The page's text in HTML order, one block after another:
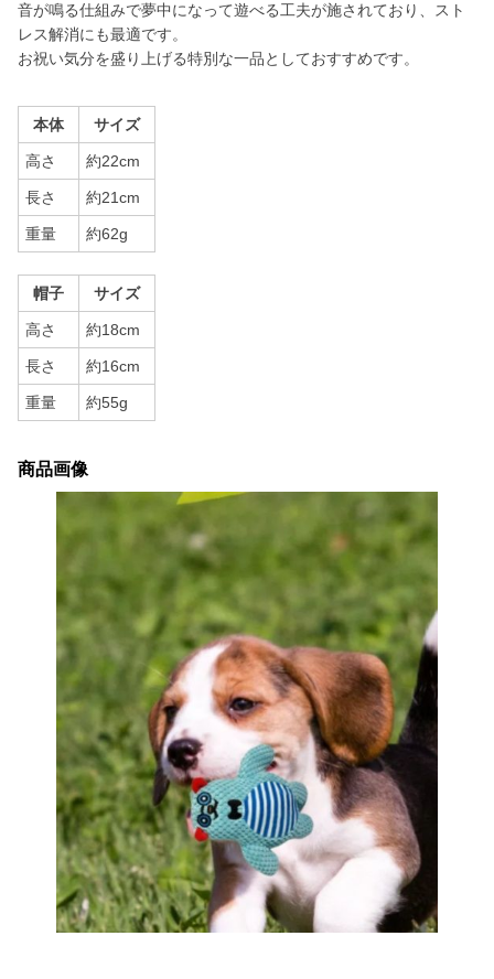
音が鳴る仕組みで夢中になって遊べる工夫が施されており、スト
レス解消にも最適です。
お祝い気分を盛り上げる特別な一品としておすすめです。
本体 サイズ
高さ 約22cm
長さ 約21cm
重量 約62g
帽子 サイズ
高さ 約18cm
長さ 約16cm
重量 約55g
商品画像